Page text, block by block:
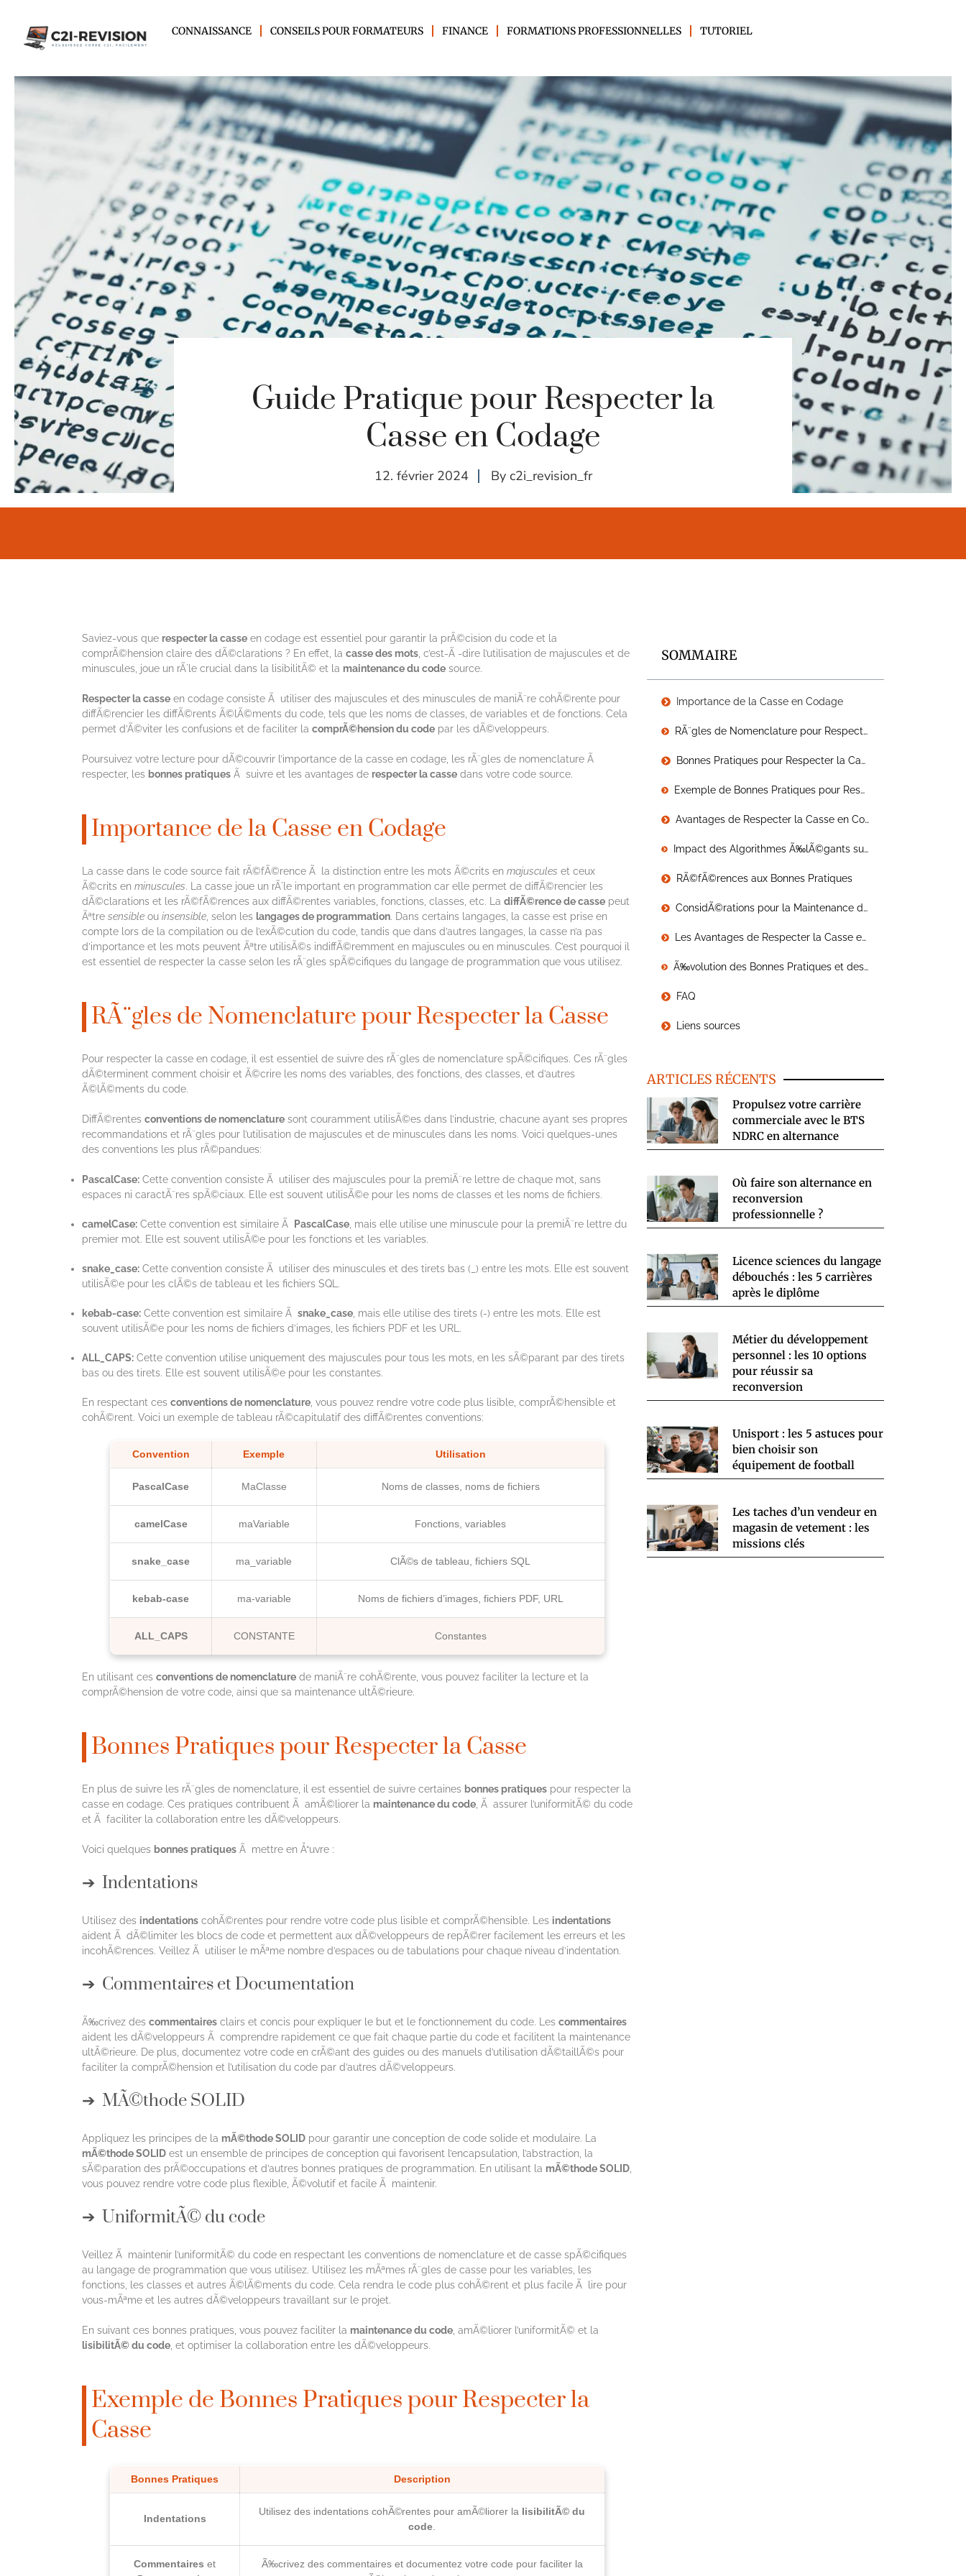
CONNAISSANCE CONSEILS POUR FORMATEURS FINANCE FORMATIONS PROFESSIONNELLES TUTORIEL
Guide Pratique pour Respecter la
Casse en Codage
12. février 2024 By c2i_revision_fr
Saviez-vous que respecter la casse en codage est essentiel pour garantir la prÃ©cision du code et la
comprÃ©hension claire des dÃ©clarations ? En effet, la casse des mots , c’est-Ã -dire l’utilisation de majuscules et de
minuscules, joue un rÃ´le crucial dans la lisibilitÃ© et la maintenance du code source.
Respecter la casse en codage consiste Ã utiliser des majuscules et des minuscules de maniÃ¨re cohÃ©rente pour
diffÃ©rencier les diffÃ©rents Ã©lÃ©ments du code, tels que les noms de classes, de variables et de fonctions. Cela
permet d’Ã©viter les confusions et de faciliter la comprÃ©hension du code par les dÃ©veloppeurs.
Poursuivez votre lecture pour dÃ©couvrir l’importance de la casse en codage, les rÃ¨gles de nomenclature Ã
respecter, les bonnes pratiques Ã suivre et les avantages de respecter la casse dans votre code source.
Importance de la Casse en Codage
La casse dans le code source fait rÃ©fÃ©rence Ã la distinction entre les mots Ã©crits en majuscules et ceux
Ã©crits en minuscules. La casse joue un rÃ´le important en programmation car elle permet de diffÃ©rencier les
dÃ©clarations et les rÃ©fÃ©rences aux diffÃ©rentes variables, fonctions, classes, etc. La diffÃ©rence de casse peut
Ãªtre sensible ou insensible , selon les langages de programmation. Dans certains langages, la casse est prise en
compte lors de la compilation ou de l’exÃ©cution du code, tandis que dans d’autres langages, la casse n’a pas
d’importance et les mots peuvent Ãªtre utilisÃ©s indiffÃ©remment en majuscules ou en minuscules. C’est pourquoi il
est essentiel de respecter la casse selon les rÃ¨gles spÃ©cifiques du langage de programmation que vous utilisez.
RÃ¨gles de Nomenclature pour Respecter la Casse
Pour respecter la casse en codage, il est essentiel de suivre des rÃ¨gles de nomenclature spÃ©cifiques. Ces rÃ¨gles
dÃ©terminent comment choisir et Ã©crire les noms des variables, des fonctions, des classes, et d’autres
Ã©lÃ©ments du code.
DiffÃ©rentes conventions de nomenclature sont couramment utilisÃ©es dans l’industrie, chacune ayant ses propres
recommandations et rÃ¨gles pour l’utilisation de majuscules et de minuscules dans les noms. Voici quelques-unes
des conventions les plus rÃ©pandues:
PascalCase: Cette convention consiste Ã utiliser des majuscules pour la premiÃ¨re lettre de chaque mot, sans
espaces ni caractÃ¨res spÃ©ciaux. Elle est souvent utilisÃ©e pour les noms de classes et les noms de fichiers.
camelCase: Cette convention est similaire Ã PascalCase , mais elle utilise une minuscule pour la premiÃ¨re lettre du
premier mot. Elle est souvent utilisÃ©e pour les fonctions et les variables.
snake_case: Cette convention consiste Ã utiliser des minuscules et des tirets bas (_) entre les mots. Elle est souvent
utilisÃ©e pour les clÃ©s de tableau et les fichiers SQL.
kebab-case: Cette convention est similaire Ã snake_case , mais elle utilise des tirets (-) entre les mots. Elle est
souvent utilisÃ©e pour les noms de fichiers d’images, les fichiers PDF et les URL.
ALL_CAPS: Cette convention utilise uniquement des majuscules pour tous les mots, en les sÃ©parant par des tirets
bas ou des tirets. Elle est souvent utilisÃ©e pour les constantes.
En respectant ces conventions de nomenclature , vous pouvez rendre votre code plus lisible, comprÃ©hensible et
cohÃ©rent. Voici un exemple de tableau rÃ©capitulatif des diffÃ©rentes conventions:
Convention Exemple Utilisation
PascalCase MaClasse Noms de classes, noms de fichiers
camelCase maVariable Fonctions, variables
snake_case ma_variable ClÃ©s de tableau, fichiers SQL
kebab-case ma-variable Noms de fichiers d’images, fichiers PDF, URL
ALL_CAPS CONSTANTE Constantes
En utilisant ces conventions de nomenclature de maniÃ¨re cohÃ©rente, vous pouvez faciliter la lecture et la
comprÃ©hension de votre code, ainsi que sa maintenance ultÃ©rieure.
Bonnes Pratiques pour Respecter la Casse
En plus de suivre les rÃ¨gles de nomenclature, il est essentiel de suivre certaines bonnes pratiques pour respecter la
casse en codage. Ces pratiques contribuent Ã amÃ©liorer la maintenance du code , Ã assurer l’uniformitÃ© du code
et Ã faciliter la collaboration entre les dÃ©veloppeurs.
Voici quelques bonnes pratiques Ã mettre en Å“uvre :
Indentations
Utilisez des indentations cohÃ©rentes pour rendre votre code plus lisible et comprÃ©hensible. Les indentations
aident Ã dÃ©limiter les blocs de code et permettent aux dÃ©veloppeurs de repÃ©rer facilement les erreurs et les
incohÃ©rences. Veillez Ã utiliser le mÃªme nombre d’espaces ou de tabulations pour chaque niveau d’indentation.
Commentaires et Documentation
Ã‰crivez des commentaires clairs et concis pour expliquer le but et le fonctionnement du code. Les commentaires
aident les dÃ©veloppeurs Ã comprendre rapidement ce que fait chaque partie du code et facilitent la maintenance
ultÃ©rieure. De plus, documentez votre code en crÃ©ant des guides ou des manuels d’utilisation dÃ©taillÃ©s pour
faciliter la comprÃ©hension et l’utilisation du code par d’autres dÃ©veloppeurs.
MÃ©thode SOLID
Appliquez les principes de la mÃ©thode SOLID pour garantir une conception de code solide et modulaire. La
mÃ©thode SOLID est un ensemble de principes de conception qui favorisent l’encapsulation, l’abstraction, la
sÃ©paration des prÃ©occupations et d’autres bonnes pratiques de programmation. En utilisant la mÃ©thode SOLID
vous pouvez rendre votre code plus flexible, Ã©volutif et facile Ã maintenir.
UniformitÃ© du code
Veillez Ã maintenir l’uniformitÃ© du code en respectant les conventions de nomenclature et de casse spÃ©cifiques
au langage de programmation que vous utilisez. Utilisez les mÃªmes rÃ¨gles de casse pour les variables, les
fonctions, les classes et autres Ã©lÃ©ments du code. Cela rendra le code plus cohÃ©rent et plus facile Ã lire pour
vous-mÃªme et les autres dÃ©veloppeurs travaillant sur le projet.
En suivant ces bonnes pratiques, vous pouvez faciliter la maintenance du code , amÃ©liorer l’uniformitÃ© et la
lisibilitÃ© du code , et optimiser la collaboration entre les dÃ©veloppeurs.
Exemple de Bonnes Pratiques pour Respecter la
Casse
Bonnes Pratiques Description
Indentations
Utilisez des indentations cohÃ©rentes pour amÃ©liorer la lisibilitÃ© du
code
Commentaires et
Ã‰crivez des commentaires et documentez votre code pour faciliter la
SOMMAIRE
Importance de la Casse en Codage
RÃ¨gles de Nomenclature pour Respecter la Casse
Bonnes Pratiques pour Respecter la Casse
Exemple de Bonnes Pratiques pour Respecter la Casse
Avantages de Respecter la Casse en Codage
Impact des Algorithmes Ã‰lÃ©gants sur la Casse en Codage
RÃ©fÃ©rences aux Bonnes Pratiques
ConsidÃ©rations pour la Maintenance du Code
Les Avantages de Respecter la Casse en Codage
Ã‰volution des Bonnes Pratiques et des Normes de Codage
FAQ
Liens sources
ARTICLES RÉCENTS
Propulsez votre carrière
commerciale avec le BTS
NDRC en alternance
Où faire son alternance en
reconversion
professionnelle ?
Licence sciences du langage
débouchés : les 5 carrières
après le diplôme
Métier du développement
personnel : les 10 options
pour réussir sa
reconversion
Unisport : les 5 astuces pour
bien choisir son
équipement de football
Les taches d’un vendeur en
magasin de vetement : les
missions clés